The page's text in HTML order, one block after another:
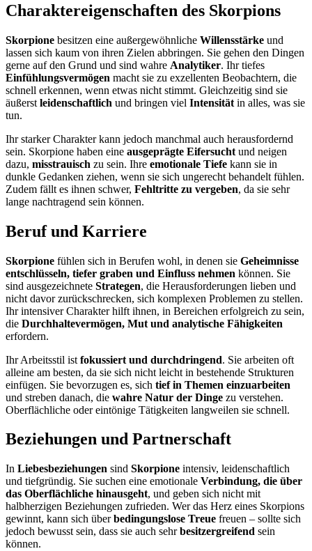
Charaktereigenschaften des Skorpions
Skorpione besitzen eine außergewöhnliche Willensstärke und
lassen sich kaum von ihren Zielen abbringen. Sie gehen den Dingen
gerne auf den Grund und sind wahre Analytiker. Ihr tiefes
Einfühlungsvermögen macht sie zu exzellenten Beobachtern, die
schnell erkennen, wenn etwas nicht stimmt. Gleichzeitig sind sie
äußerst leidenschaftlich und bringen viel Intensität in alles, was sie
tun.
Ihr starker Charakter kann jedoch manchmal auch herausfordernd
sein. Skorpione haben eine ausgeprägte Eifersucht und neigen
dazu, misstrauisch zu sein. Ihre emotionale Tiefe kann sie in
dunkle Gedanken ziehen, wenn sie sich ungerecht behandelt fühlen.
Zudem fällt es ihnen schwer, Fehltritte zu vergeben, da sie sehr
lange nachtragend sein können.
Beruf und Karriere
Skorpione fühlen sich in Berufen wohl, in denen sie Geheimnisse
entschlüsseln, tiefer graben und Einfluss nehmen können. Sie
sind ausgezeichnete Strategen, die Herausforderungen lieben und
nicht davor zurückschrecken, sich komplexen Problemen zu stellen.
Ihr intensiver Charakter hilft ihnen, in Bereichen erfolgreich zu sein,
die Durchhaltevermögen, Mut und analytische Fähigkeiten
erfordern.
Ihr Arbeitsstil ist fokussiert und durchdringend. Sie arbeiten oft
alleine am besten, da sie sich nicht leicht in bestehende Strukturen
einfügen. Sie bevorzugen es, sich tief in Themen einzuarbeiten
und streben danach, die wahre Natur der Dinge zu verstehen.
Oberflächliche oder eintönige Tätigkeiten langweilen sie schnell.
Beziehungen und Partnerschaft
In Liebesbeziehungen sind Skorpione intensiv, leidenschaftlich
und tiefgründig. Sie suchen eine emotionale Verbindung, die über
das Oberflächliche hinausgeht, und geben sich nicht mit
halbherzigen Beziehungen zufrieden. Wer das Herz eines Skorpions
gewinnt, kann sich überbedingungslose Treue freuen – sollte sich
jedoch bewusst sein, dass sie auch sehrbesitzergreifend sein
können.